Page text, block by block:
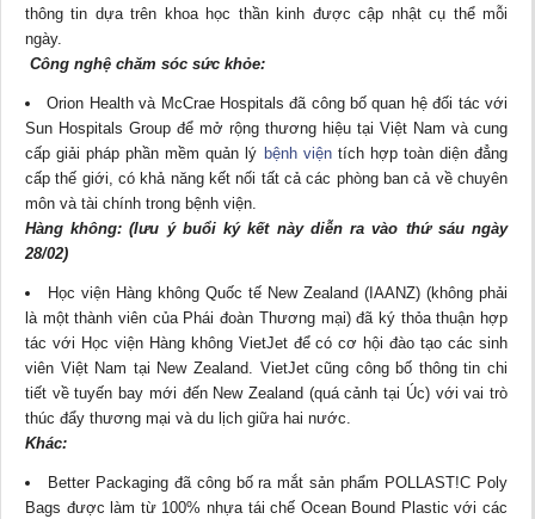
thông tin dựa trên khoa học thần kinh được cập nhật cụ thể mỗi
ngày.
Công nghệ chăm sóc sức khỏe:
Orion Health và McCrae Hospitals đã công bố quan hệ đối tác với
Sun Hospitals Group để mở rộng thương hiệu tại Việt Nam và cung
cấp giải pháp phần mềm quản lý bệnh việntích hợp toàn diện đẳng
cấp thế giới, có khả năng kết nối tất cả các phòng ban cả về chuyên
môn và tài chính trong bệnh viện.
Hàng không: (lưu ý buổi ký kết này diễn ra vào thứ sáu ngày
28/02)
Học viện Hàng không Quốc tế New Zealand (IAANZ) (không phải
là một thành viên của Phái đoàn Thương mại) đã ký thỏa thuận hợp
tác với Học viện Hàng không VietJet để có cơ hội đào tạo các sinh
viên Việt Nam tại New Zealand. VietJet cũng công bố thông tin chi
tiết về tuyến bay mới đến New Zealand (quá cảnh tại Úc) với vai trò
thúc đẩy thương mại và du lịch giữa hai nước.
Khác:
Better Packaging đã công bố ra mắt sản phẩm POLLAST!C Poly
Bags được làm từ 100% nhựa tái chế Ocean Bound Plastic với các